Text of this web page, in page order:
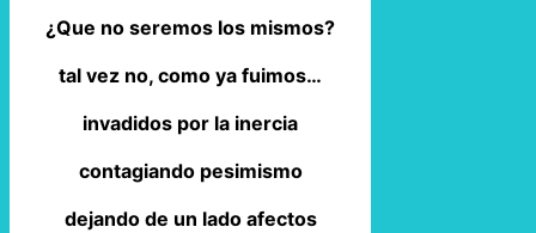
¿Que no seremos los mismos?
tal vez no, como ya fuimos…
invadidos por la inercia
contagiando pesimismo
dejando de un lado afectos